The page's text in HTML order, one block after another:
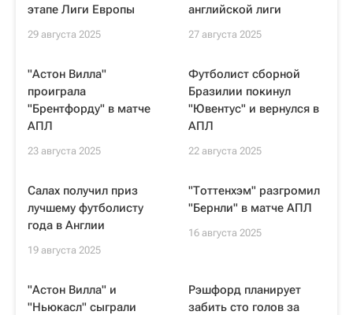
этапе Лиги Европы
29 августа 2025
английской лиги
27 августа 2025
"Астон Вилла"
проиграла
"Брентфорду" в матче
АПЛ
23 августа 2025
Футболист сборной
Бразилии покинул
"Ювентус" и вернулся в
АПЛ
22 августа 2025
Салах получил приз
лучшему футболисту
года в Англии
19 августа 2025
"Тоттенхэм" разгромил
"Бернли" в матче АПЛ
16 августа 2025
"Астон Вилла" и
"Ньюкасл" сыграли
Рэшфорд планирует
забить сто голов за